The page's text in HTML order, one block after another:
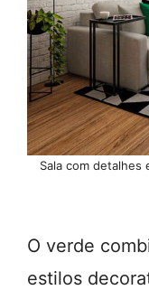
Sala com detalhes
O verde
estilos